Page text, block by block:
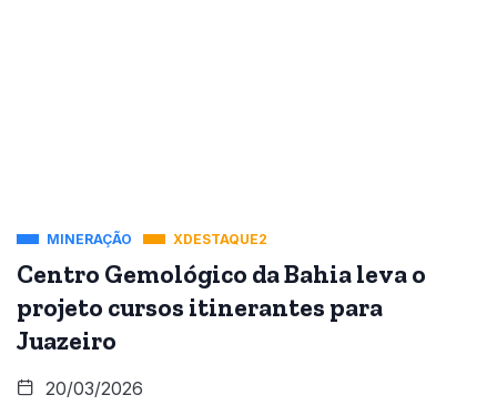
MINERAÇÃO XDESTAQUE2
Centro Gemológico da Bahia leva o
projeto cursos itinerantes para
Juazeiro
20/03/2026